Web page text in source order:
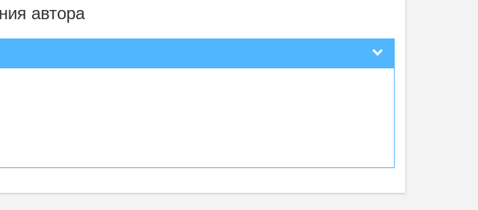
автора